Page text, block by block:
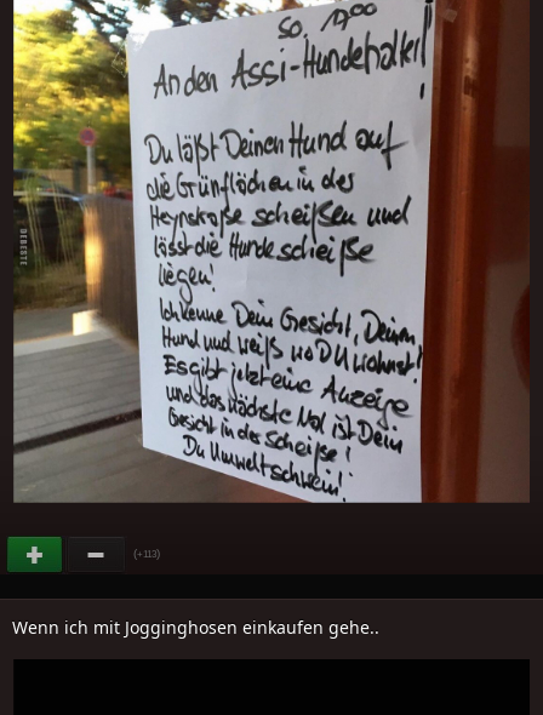
(+113)
Wenn ich mit Jogginghosen einkaufen gehe..